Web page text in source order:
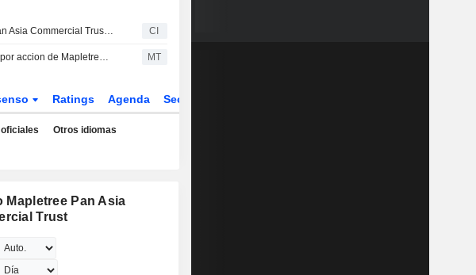
Mapletree Pan Asia Commercial Trust presenta sus resultados del primer trimestre finalizado el 30 de junio de 2026 CI
El dividendo por accion de Mapletree Pan Asia Commercial Trust cae un 2,5% en el primer trimestre fiscal MT
Ratings Agenda Sector
oficiales Otros idiomas
Mapletree Pan Asia
Trust